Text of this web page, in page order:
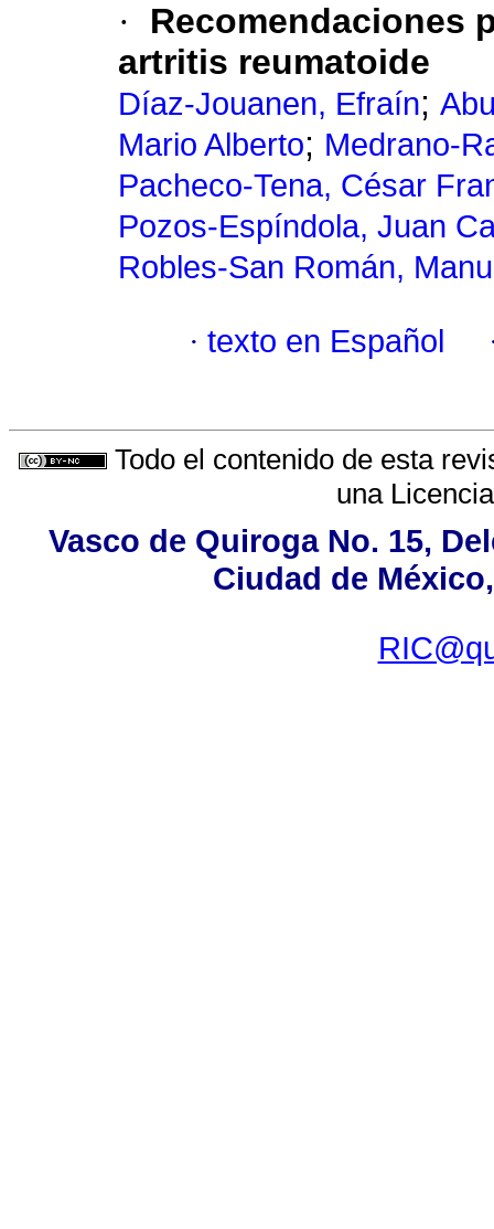
·
Recomendaciones
artritis reumatoide
Díaz-Jouanen, Efraín;
Mario Alberto; Medrano-
Pacheco-Tena, César
Pozos-Espíndola, Juan
Robles-San Román,
· texto en Español
Todo el contenido de esta
una
Vasco de Quiroga No. 15,
Ciudad de